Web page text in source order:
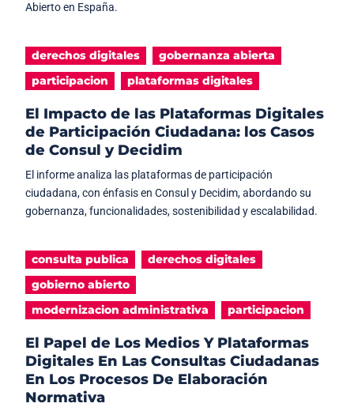
Abierto en España.
derechos digitales
gobernanza abierta
participacion
plataformas digitales
El Impacto de las Plataformas Digitales
de Participación Ciudadana: los Casos
de Consul y Decidim
El informe analiza las plataformas de participación
ciudadana, con énfasis en Consul y Decidim, abordando su
gobernanza, funcionalidades, sostenibilidad y escalabilidad.
consulta publica
derechos digitales
gobierno abierto
modernizacion administrativa
participacion
El Papel de Los Medios Y Plataformas
Digitales En Las Consultas Ciudadanas
En Los Procesos De Elaboración
Normativa